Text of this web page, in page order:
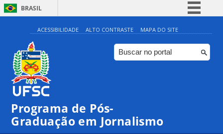
BRASIL
Simplifique!
Comunica BR
Participe
ACESSIBILIDADE ALTO CONTRASTE MAPA DO SITE
Programa de Pós-
Graduação em Jornalismo